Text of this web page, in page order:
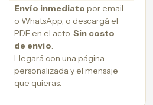
Envío inmediato por email
o WhatsApp, o descargá el
PDF en el acto. Sin costo
de envío.
Llegará con una página
personalizada y el mensaje
que quieras.